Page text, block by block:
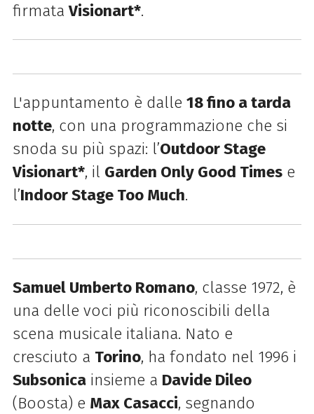
firmataVisionart*.
L'appuntamento è dalle 18 fino a tarda
notte, con una programmazione che si
snoda su più spazi: l’Outdoor Stage
Visionart*, il Garden Only Good Timese
l’Indoor Stage Too Much.
Samuel Umberto Romano, classe 1972, è
una delle voci più riconoscibili della
scena musicale italiana. Nato e
cresciuto a Torino, ha fondato nel 1996 i
Subsonicainsieme a Davide Dileo
(Boosta) e Max Casacci, segnando